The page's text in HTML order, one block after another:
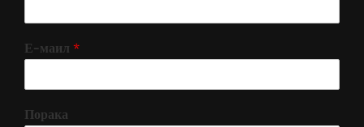
Е-маил *
Порака